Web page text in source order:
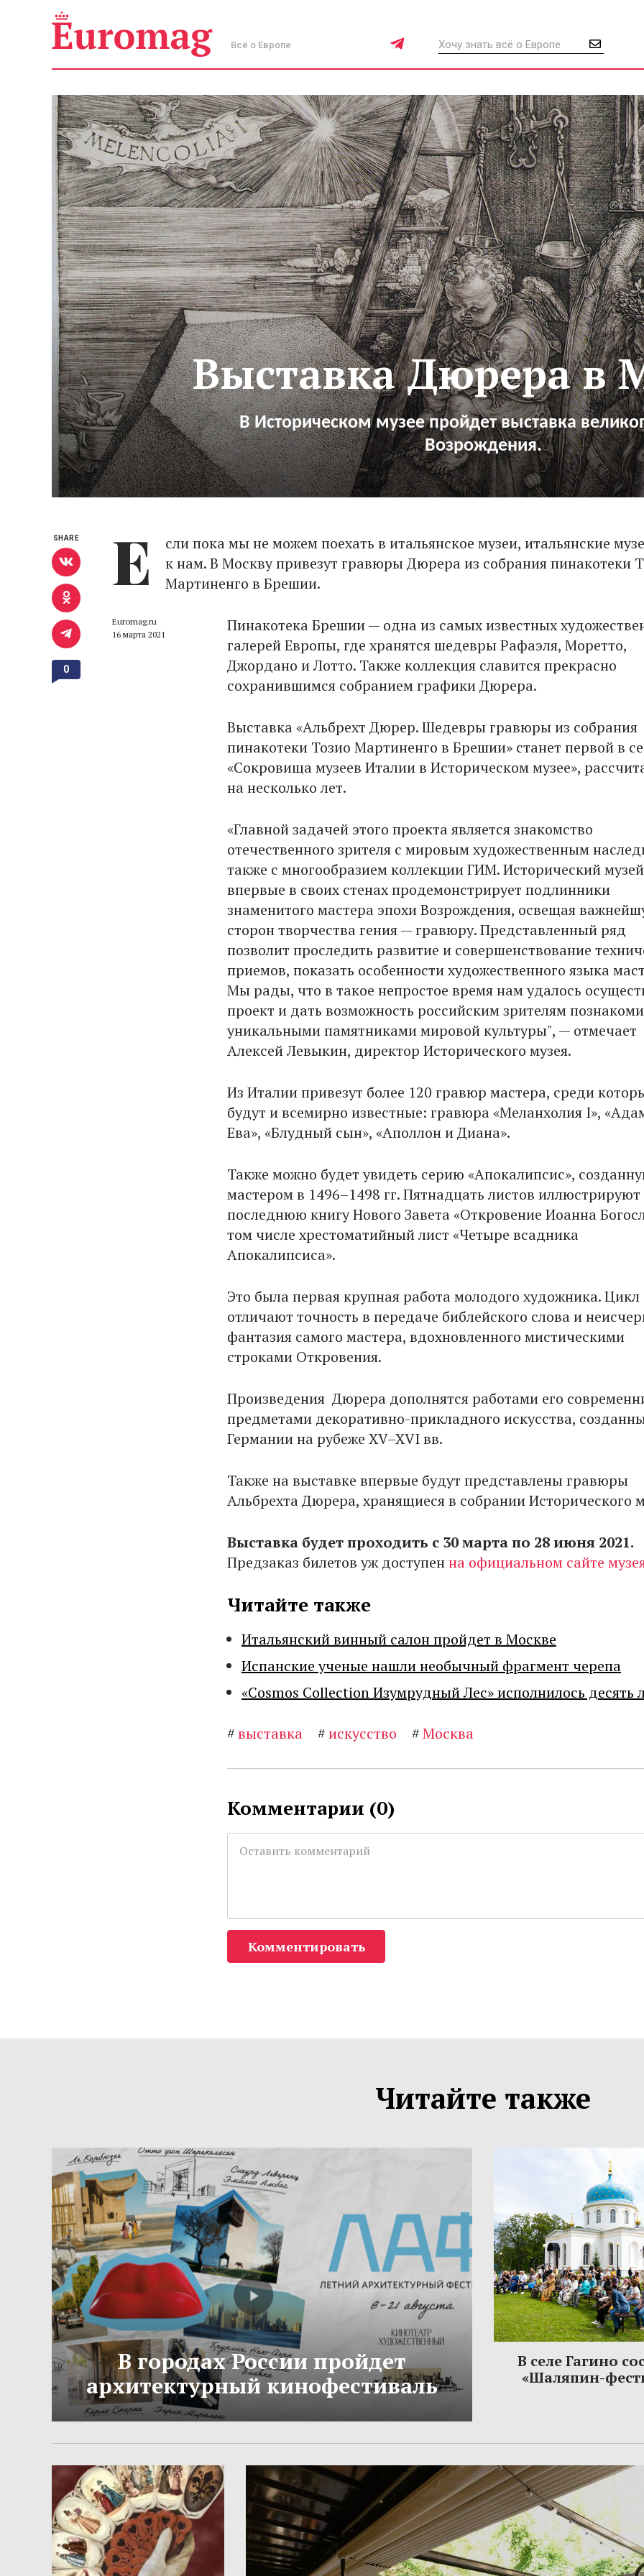
Всё о Европе
Выставка Дюрера в
В Историческом музее пройдет выставка
Возрождения.
Е
сли пока мы не можем поехать в итальянское музеи, итальянские
к нам. В Москву привезут гравюры Дюрера из собрания пинакотеки
Мартиненго в Брешии.
Euromag.ru
16 марта 2021
Пинакотека Брешии — одна из самых известных
галерей Европы, где хранятся шедевры Рафаэля, Моретто,
Джордано и Лотто. Также коллекция славится прекрасно
сохранившимся собранием графики Дюрера.
Выставка «Альбрехт Дюрер. Шедевры гравюры из собрания
пинакотеки Тозио Мартиненго в Брешии» станет первой в
«Сокровища музеев Италии в Историческом музее»,
на несколько лет.
«Главной задачей этого проекта является знакомство
отечественного зрителя с мировым художественным
также с многообразием коллекции ГИМ. Исторический музей
впервые в своих стенах продемонстрирует подлинники
знаменитого мастера эпохи Возрождения, освещая
сторон творчества гения — гравюру. Представленный ряд
позволит проследить развитие и совершенствование
приемов, показать особенности художественного языка
Мы рады, что в такое непростое время нам удалось
проект и дать возможность российским зрителям
уникальными памятниками мировой культуры", — отмечает
Алексей Левыкин, директор Исторического музея.
Из Италии привезут более 120 гравюр мастера, среди
будут и всемирно известные: гравюра «Меланхолия I»,
Ева», «Блудный сын», «Аполлон и Диана».
Также можно будет увидеть серию «Апокалипсис»,
мастером в 1496–1498 гг. Пятнадцать листов иллюстрируют
последнюю книгу Нового Завета «Откровение Иоанна
том числе хрестоматийный лист «Четыре всадника
Апокалипсиса».
Это была первая крупная работа молодого художника. Цикл
отличают точность в передаче библейского слова и
фантазия самого мастера, вдохновленного мистическими
строками Откровения.
Произведения Дюрера дополнятся работами его
предметами декоративно-прикладного искусства,
Германии на рубеже XV–XVI вв.
Также на выставке впервые будут представлены гравюры
Альбрехта Дюрера, хранящиеся в собрании Исторического
Выставка будет проходить с 30 марта по 28 июня 2021.
Предзаказ билетов уж доступенна официальном сайте
Читайте также
Итальянский винный салон пройдет в Москве
Испанские ученые нашли необычный фрагмент черепа
«Cosmos Collection Изумрудный Лес» исполнилось десять
#выставка #искусство #Москва
SHARE
0
Комментарии (0)
Комментировать
Читайте также
В городах России пройдет
архитектурный кинофестиваль
В селе Гагино
«Шаляпин-